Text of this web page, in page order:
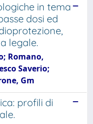
in tema
dosi ed
legale.
Romano,
Saverio;
Gm
profili di